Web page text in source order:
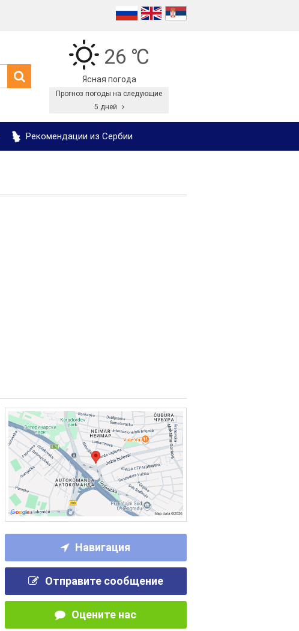
26 ℃
Ясная погода
Прогноз погоды на следующие
5 дней
Рекомендации из Сербии
Навигация
Отправите сообщение
Оцените нас